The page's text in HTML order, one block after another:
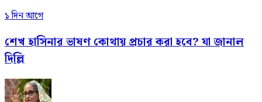
১ দিন আগে
শেখ হাসিনার ভাষণ কোথায় প্রচার করা হবে? যা জানাল
দিল্লি